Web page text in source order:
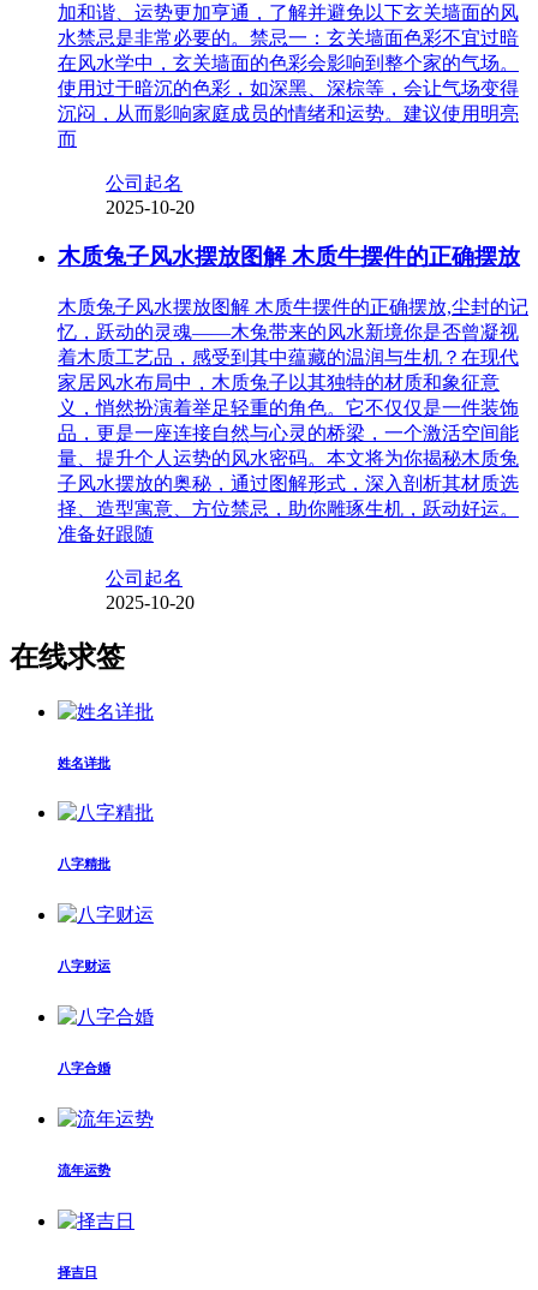
加和谐、运势更加亨通，了解并避免以下玄关墙面的风
水禁忌是非常必要的。禁忌一：玄关墙面色彩不宜过暗
在风水学中，玄关墙面的色彩会影响到整个家的气场。
使用过于暗沉的色彩，如深黑、深棕等，会让气场变得
沉闷，从而影响家庭成员的情绪和运势。建议使用明亮
而
公司起名
2025-10-20
木质兔子风水摆放图解 木质牛摆件的正确摆放
木质兔子风水摆放图解 木质牛摆件的正确摆放,尘封的记
忆，跃动的灵魂——木兔带来的风水新境你是否曾凝视
着木质工艺品，感受到其中蕴藏的温润与生机？在现代
家居风水布局中，木质兔子以其独特的材质和象征意
义，悄然扮演着举足轻重的角色。它不仅仅是一件装饰
品，更是一座连接自然与心灵的桥梁，一个激活空间能
量、提升个人运势的风水密码。本文将为你揭秘木质兔
子风水摆放的奥秘，通过图解形式，深入剖析其材质选
择、造型寓意、方位禁忌，助你雕琢生机，跃动好运。
准备好跟随
公司起名
2025-10-20
在线求签
姓名详批
八字精批
八字财运
八字合婚
流年运势
择吉日